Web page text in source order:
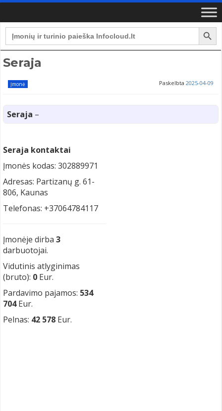
Search
for:
Search Button
Seraja
Įmonė Paskelbta 2025-04-09
Seraja –
Seraja kontaktai
Įmonės kodas: 302889971
Adresas: Partizanų g. 61-
806, Kaunas
Telefonas: +37064784117
Įmonėje dirba 3
darbuotojai.
Vidutinis atlyginimas
(bruto): 0 Eur.
Pardavimo pajamos: 534
704Eur.
Pelnas: 42 578 Eur.